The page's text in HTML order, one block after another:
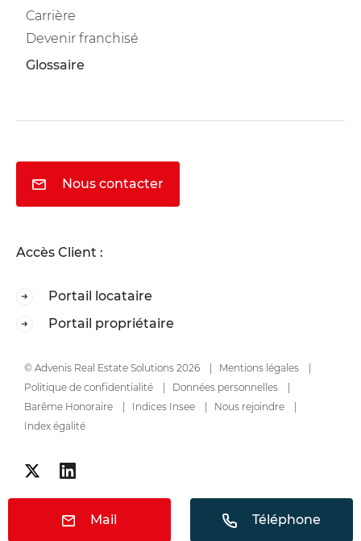
Mail Téléphone
Carrière
Devenir franchisé
Glossaire
Nous contacter
Accès Client :
Portail locataire
Portail propriétaire
© Advenis Real Estate Solutions 2026
Mentions légales
Politique de confidentialité
Données personnelles
Barême Honoraire
Indices Insee
Nous rejoindre
Index égalité